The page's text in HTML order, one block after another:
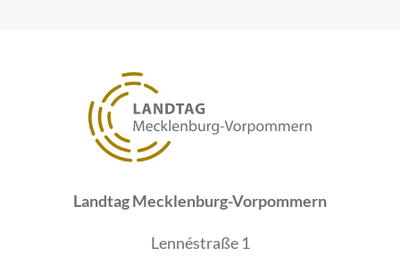
Landtag Mecklenburg-Vorpommern
Lennéstraße 1